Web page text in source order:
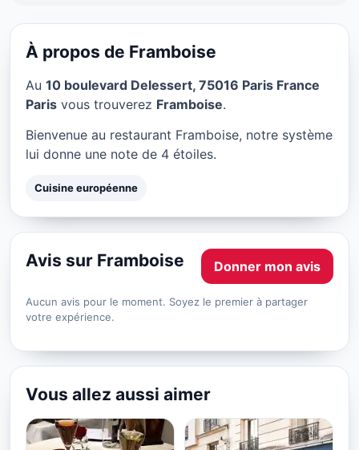
Framboise à Paris
À propos de Framboise
Au 10 boulevard Delessert, 75016 Paris France
Paris vous trouverez Framboise.
Bienvenue au restaurant Framboise, notre système
lui donne une note de 4 étoiles.
Cuisine européenne
Avis sur Framboise Donner mon avis
Aucun avis pour le moment. Soyez le premier à partager
votre expérience.
Vous allez aussi aimer